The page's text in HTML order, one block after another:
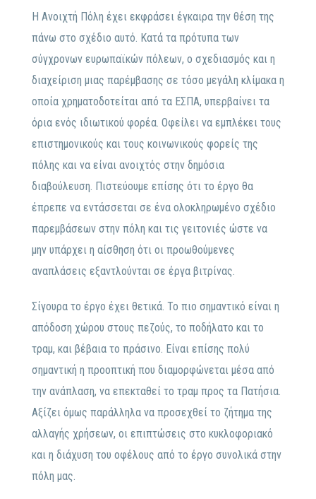
Η Ανοιχτή Πόλη έχει εκφράσει έγκαιρα την θέση της
πάνω στο σχέδιο αυτό. Κατά τα πρότυπα των
σύγχρονων ευρωπαϊκών πόλεων, ο σχεδιασμός και η
διαχείριση μιας παρέμβασης σε τόσο μεγάλη κλίμακα η
οποία χρηματοδοτείται από τα ΕΣΠΑ, υπερβαίνει τα
όρια ενός ιδιωτικού φορέα. Οφείλει να εμπλέκει τους
επιστημονικούς και τους κοινωνικούς φορείς της
πόλης και να είναι ανοιχτός στην δημόσια
διαβούλευση. Πιστεύουμε επίσης ότι το έργο θα
έπρεπε να εντάσσεται σε ένα ολοκληρωμένο σχέδιο
παρεμβάσεων στην πόλη και τις γειτονιές ώστε να
μην υπάρχει η αίσθηση ότι οι προωθούμενες
αναπλάσεις εξαντλούνται σε έργα βιτρίνας.
Σίγουρα το έργο έχει θετικά. Το πιο σημαντικό είναι η
απόδοση χώρου στους πεζούς, το ποδήλατο και το
τραμ, και βέβαια το πράσινο. Είναι επίσης πολύ
σημαντική η προοπτική που διαμορφώνεται μέσα από
την ανάπλαση, να επεκταθεί το τραμ προς τα Πατήσια.
Αξίζει όμως παράλληλα να προσεχθεί το ζήτημα της
αλλαγής χρήσεων, οι επιπτώσεις στο κυκλοφοριακό
και η διάχυση του οφέλους από το έργο συνολικά στην
πόλη μας.